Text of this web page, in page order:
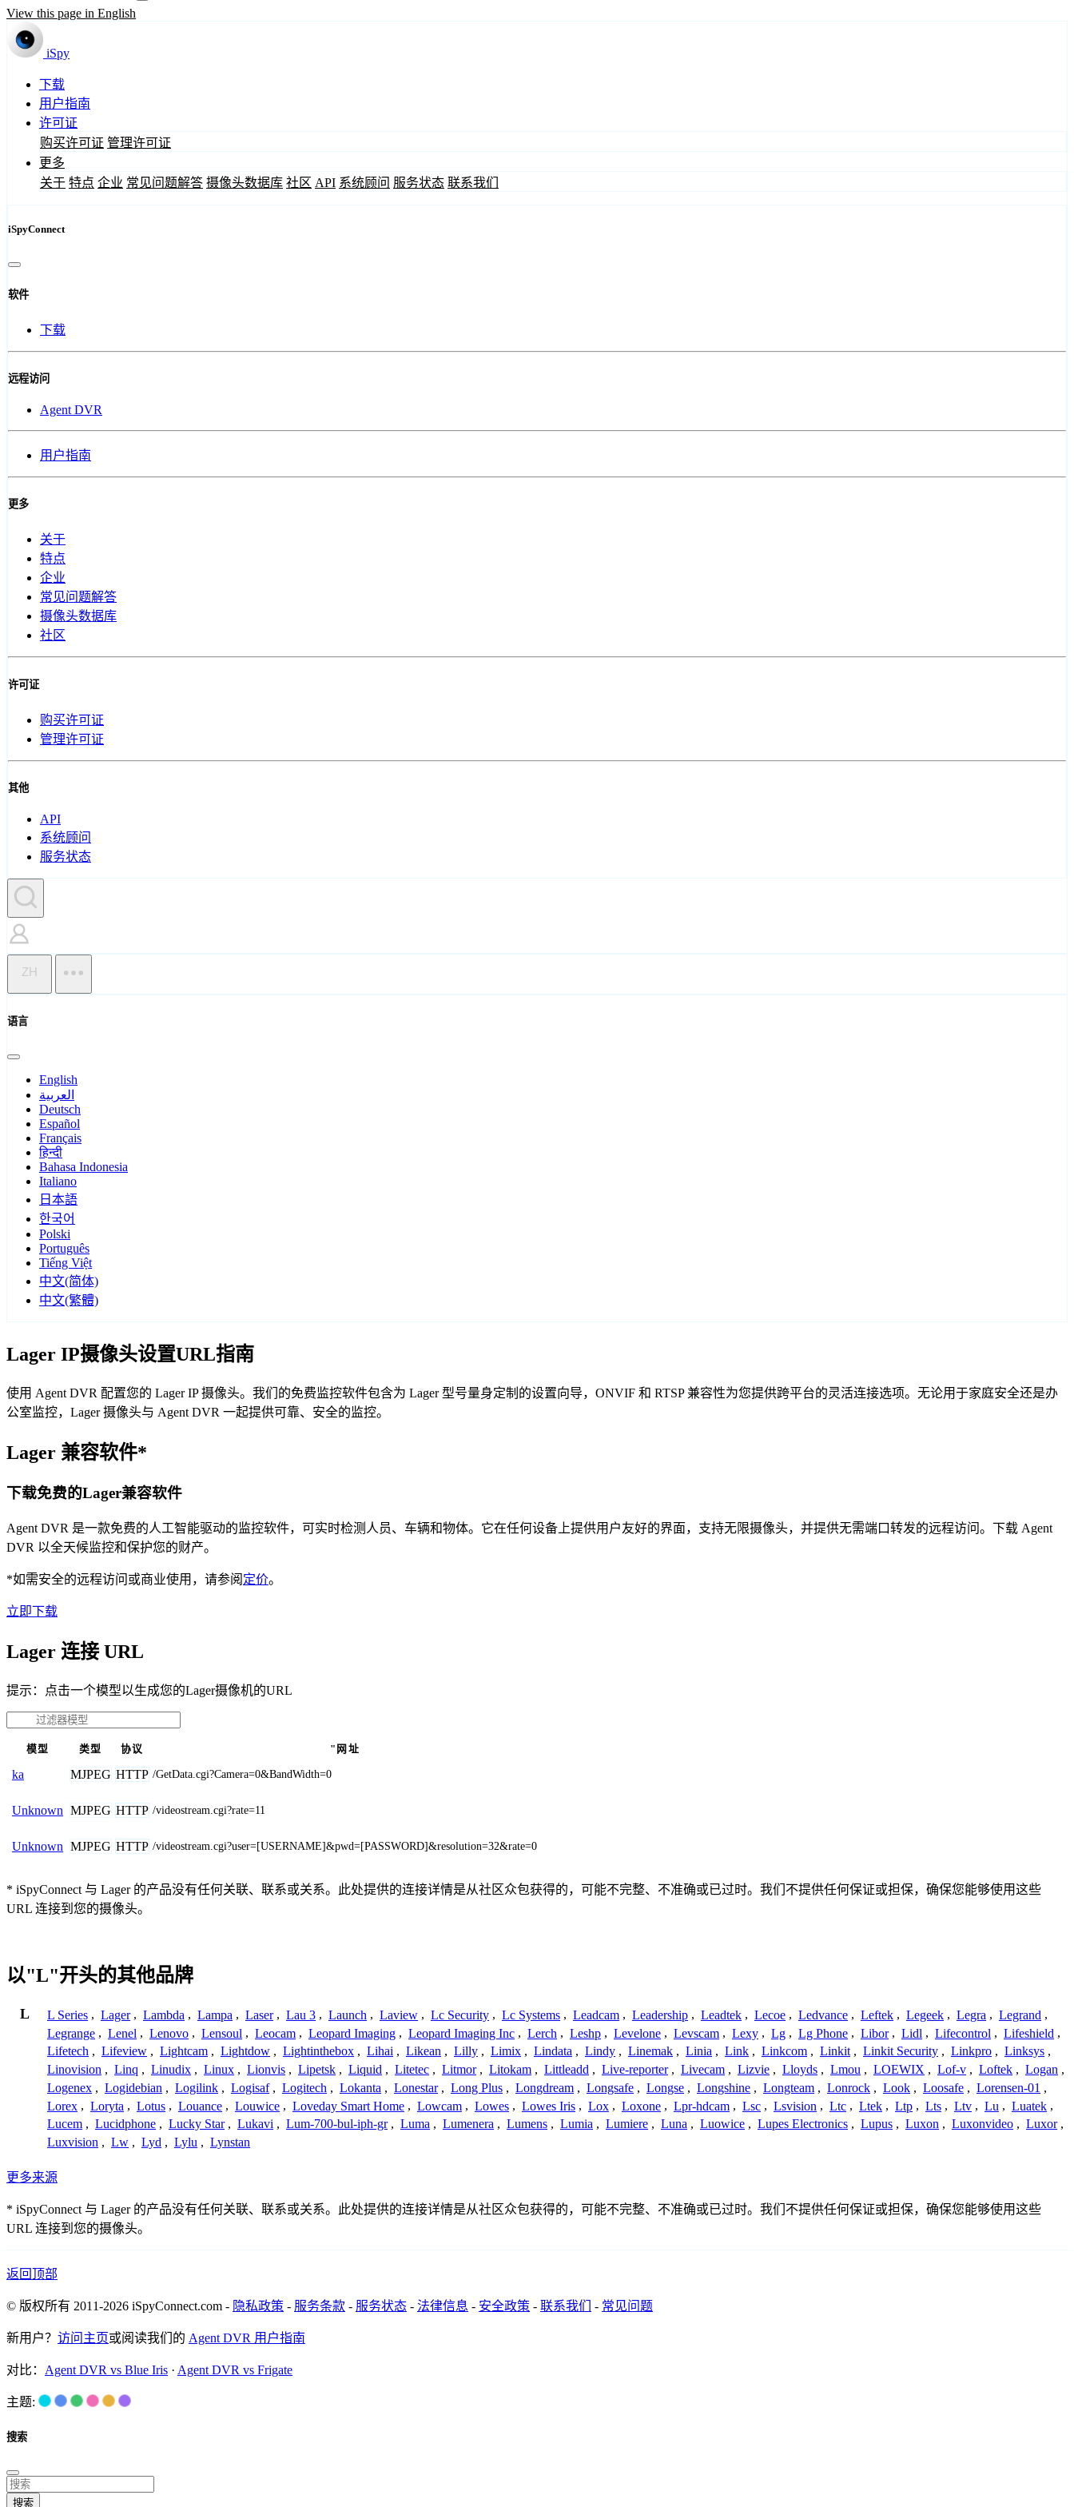
View this page in English
iSpy
下载
用户指南
许可证
购买许可证 管理许可证
更多
关于 特点 企业 常见问题解答 摄像头数据库 社区 API 系统顾问 服务状态 联系我们
iSpyConnect
软件
下载
远程访问
Agent DVR
用户指南
更多
关于
特点
企业
常见问题解答
摄像头数据库
社区
许可证
购买许可证
管理许可证
其他
API
系统顾问
服务状态
ZH
语言
English
العربية
Deutsch
Español
Français
हिन्दी
Bahasa Indonesia
Italiano
日本語
한국어
Polski
Português
Tiếng Việt
中文(简体)
中文(繁體)
Lager IP摄像头设置URL指南
使用 Agent DVR 配置您的 Lager IP 摄像头。我们的免费监控软件包含为 Lager 型号量身定制的设置向导，ONVIF 和 RTSP 兼容性为您提供跨平台的灵活连接选项。无论用于家庭安全还是办
公室监控，Lager 摄像头与 Agent DVR 一起提供可靠、安全的监控。
Lager 兼容软件*
下载免费的Lager兼容软件
Agent DVR 是一款免费的人工智能驱动的监控软件，可实时检测人员、车辆和物体。它在任何设备上提供用户友好的界面，支持无限摄像头，并提供无需端口转发的远程访问。下载 Agent
DVR 以全天候监控和保护您的财产。
*如需安全的远程访问或商业使用，请参阅 定价。
立即下载
Lager 连接 URL
提示：点击一个模型以生成您的Lager摄像机的URL
模型 类型 协议 "网址
ka MJPEG HTTP /GetData.cgi?Camera=0&BandWidth=0
Unknown MJPEG HTTP /videostream.cgi?rate=11
Unknown MJPEG HTTP /videostream.cgi?user=[USERNAME]&pwd=[PASSWORD]&resolution=32&rate=0
* iSpyConnect 与 Lager 的产品没有任何关联、联系或关系。此处提供的连接详情是从社区众包获得的，可能不完整、不准确或已过时。我们不提供任何保证或担保，确保您能够使用这些
URL 连接到您的摄像头。
以"L"开头的其他品牌
L L Series , Lager , Lambda , Lampa , Laser , Lau 3 , Launch , Laview , Lc Security , Lc Systems , Leadcam , Leadership , Leadtek , Lecoe , Ledvance , Leftek , Legeek , Legra , Legrand ,
Legrange , Lenel , Lenovo , Lensoul , Leocam , Leopard Imaging , Leopard Imaging Inc , Lerch , Leshp , Levelone , Levscam , Lexy , Lg , Lg Phone , Libor , Lidl , Lifecontrol , Lifeshield ,
Lifetech , Lifeview , Lightcam , Lightdow , Lightinthebox , Lihai , Likean , Lilly , Limix , Lindata , Lindy , Linemak , Linia , Link , Linkcom , Linkit , Linkit Security , Linkpro , Linksys ,
Linovision , Linq , Linudix , Linux , Lionvis , Lipetsk , Liquid , Litetec , Litmor , Litokam , Littleadd , Live-reporter , Livecam , Lizvie , Lloyds , Lmou , LOEWIX , Lof-v , Loftek , Logan ,
Logenex , Logidebian , Logilink , Logisaf , Logitech , Lokanta , Lonestar , Long Plus , Longdream , Longsafe , Longse , Longshine , Longteam , Lonrock , Look , Loosafe , Lorensen-01 ,
Lorex , Loryta , Lotus , Louance , Louwice , Loveday Smart Home , Lowcam , Lowes , Lowes Iris , Lox , Loxone , Lpr-hdcam , Lsc , Lsvision , Ltc , Ltek , Ltp , Lts , Ltv , Lu , Luatek ,
Lucem , Lucidphone , Lucky Star , Lukavi , Lum-700-bul-iph-gr , Luma , Lumenera , Lumens , Lumia , Lumiere , Luna , Luowice , Lupes Electronics , Lupus , Luxon , Luxonvideo , Luxor ,
Luxvision , Lw , Lyd , Lylu , Lynstan
更多来源
* iSpyConnect 与 Lager 的产品没有任何关联、联系或关系。此处提供的连接详情是从社区众包获得的，可能不完整、不准确或已过时。我们不提供任何保证或担保，确保您能够使用这些
URL 连接到您的摄像头。
返回顶部
© 版权所有 2011-2026 iSpyConnect.com - 隐私政策 - 服务条款 - 服务状态 - 法律信息 - 安全政策 - 联系我们 - 常见问题
新用户？ 访问主页或阅读我们的 Agent DVR 用户指南
对比： Agent DVR vs Blue Iris · Agent DVR vs Frigate
主题:
搜索
搜索